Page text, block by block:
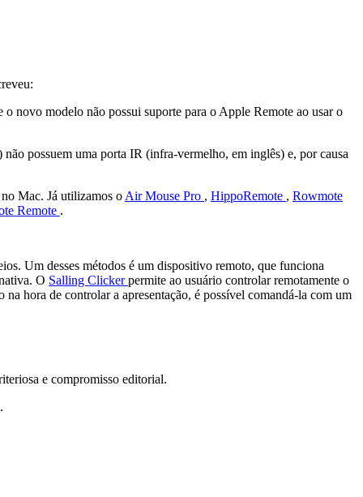
novo modelo não possui suporte para o Apple Remote ao usar o
possuem uma porta IR (infra-vermelho, em inglês) e, por causa
Mac. Já utilizamos o Air Mouse Pro , HippoRemote , Rowmote
Remote .
Um desses métodos é um dispositivo remoto, que funciona
O Salling Clickerpermite ao usuário controlar remotamente o
hora de controlar a apresentação, é possível comandá-la com um
e compromisso editorial.